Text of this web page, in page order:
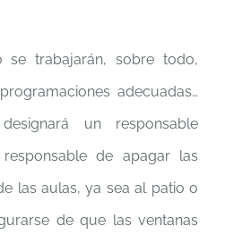
trabajarán, sobre todo,
adecuadas…
un responsable
de apagar las
las aulas, ya sea al patio o
de que las ventanas